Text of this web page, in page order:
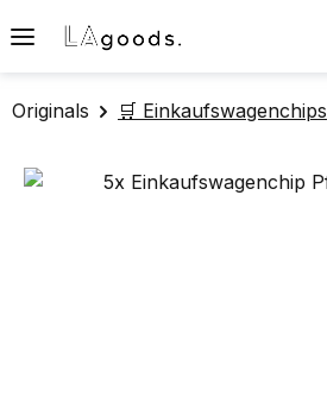
Zum Hauptinhalt springen
Originals 🛒 Einkaufswagenchips
Bildergalerie überspringen